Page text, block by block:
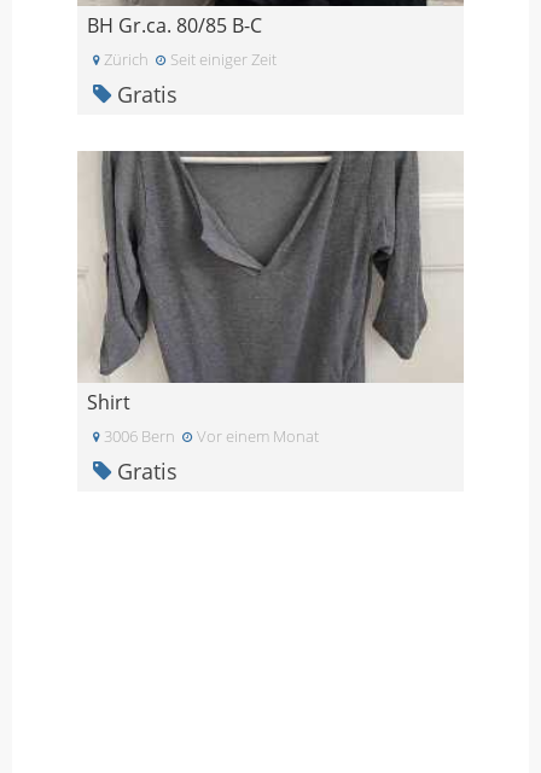
BH Gr.ca. 80/85 B-C
Zürich Seit einiger Zeit
Gratis
Shirt
3006 Bern Vor einem Monat
Gratis